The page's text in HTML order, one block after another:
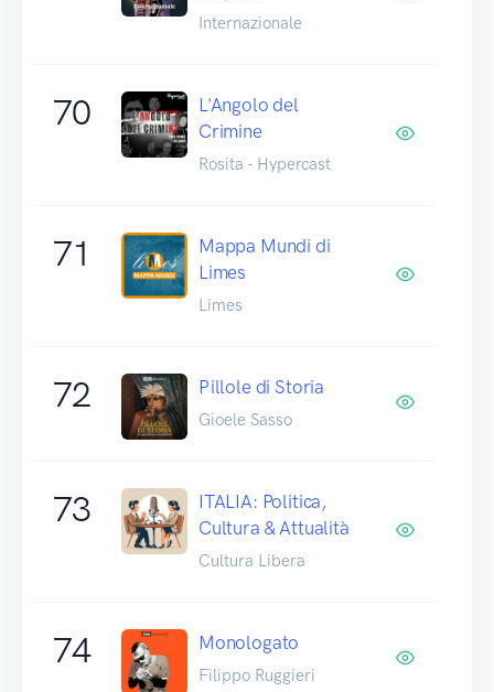
Internazionale
70
L'Angolo del
Crimine
Rosita - Hypercast
71
Mappa Mundi di
Limes
Limes
72 Pillole di Storia
Gioele Sasso
73
ITALIA: Politica,
Cultura & Attualità
Cultura Libera
74 Monologato
Filippo Ruggieri